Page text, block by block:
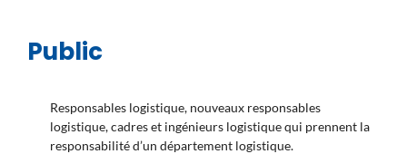
Public
Responsables logistique, nouveaux responsables
logistique, cadres et ingénieurs logistique qui prennent la
responsabilité d’un département logistique.